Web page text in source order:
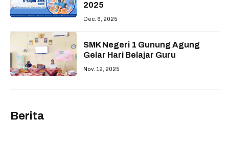
2025
Dec. 6, 2025
SMK Negeri 1 Gunung Agung
Gelar Hari Belajar Guru
Nov. 12, 2025
Berita